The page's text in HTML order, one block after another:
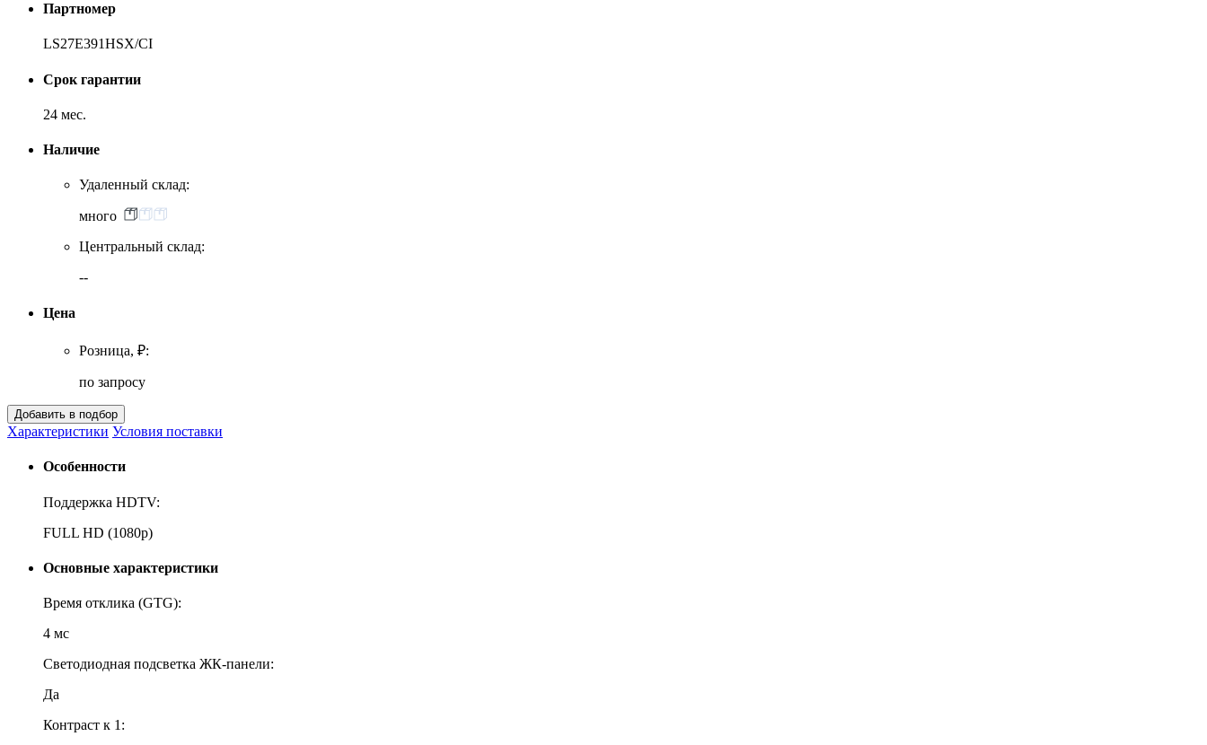
Партномер
LS27E391HSX/CI
Срок гарантии
24 мес.
Наличие
Удаленный склад:
много
Центральный склад:
--
Цена
Розница, ₽:
по запросу
Характеристики Условия поставки
Особенности
Поддержка HDTV:
FULL HD (1080p)
Основные характеристики
Время отклика (GTG):
4 мс
Светодиодная подсветка ЖК-панели:
Да
Контраст к 1: